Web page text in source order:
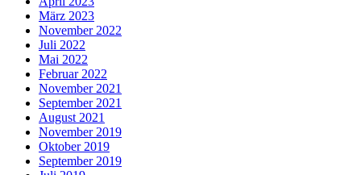
März 2023
November 2022
Juli 2022
Mai 2022
Februar 2022
November 2021
September 2021
August 2021
November 2019
Oktober 2019
September 2019